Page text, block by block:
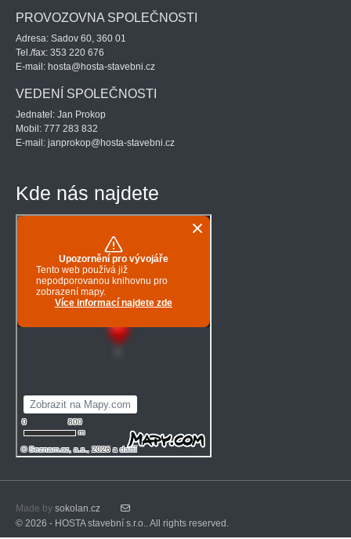
PROVOZOVNA SPOLEČNOSTI
Adresa: Sadov 60, 360 01
Tel./fax: 353 220 676
E-mail: hosta@hosta-stavebni.cz
VEDENÍ SPOLEČNOSTI
Jednatel: Jan Prokop
Mobil: 777 283 832
E-mail: janprokop@hosta-stavebni.cz
Kde nás najdete
Made by sokolan.cz
© 2026 - HOSTA stavební s.r.o.. All rights reserved.